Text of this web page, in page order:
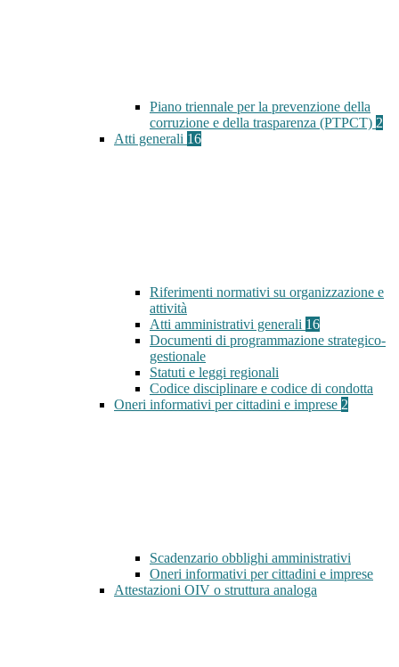
Piano triennale per la prevenzione della
corruzione e della trasparenza (PTPCT) 2
Atti generali 16
Riferimenti normativi su organizzazione e
attività
Atti amministrativi generali 16
Documenti di programmazione strategico-
gestionale
Statuti e leggi regionali
Codice disciplinare e codice di condotta
Oneri informativi per cittadini e imprese 2
Scadenzario obblighi amministrativi
Oneri informativi per cittadini e imprese
Attestazioni OIV o struttura analoga